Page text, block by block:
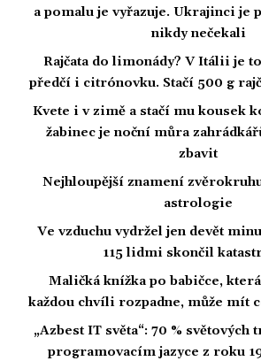
a pomalu je vyřazuje. Ukrajinci je
nikdy nečekali
Rajčata do limonády? V Itálii je
předčí i citrónovku. Stačí 500 g
Kvete i v zimě a stačí mu kousek
žabinec je noční můra
zbavit
Nejhloupější znamení
astrologie
Ve vzduchu vydržel jen devět
115 lidmi skončil
Maličká knížka po babičce, která
každou chvíli rozpadne, může mít
„Azbest IT světa“: 70 % světových
programovacím jazyce z roku